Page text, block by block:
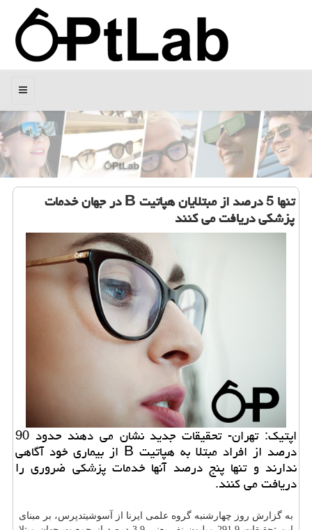
منو
تنها 5 درصد از مبتلایان هپاتیت B در جهان خدمات
پزشكی دریافت می كنند
اپتیك: تهران- تحقیقات جدید نشان می دهند حدود 90
درصد از افراد مبتلا به هپاتیت B از بیماری خود آگاهی
ندارند و تنها پنج درصد آنها خدمات پزشكی ضروری را
دریافت می كنند.
به گزارش روز چهارشنبه گروه علمی ایرنا از آسوشیتدپرس، بر مبنای